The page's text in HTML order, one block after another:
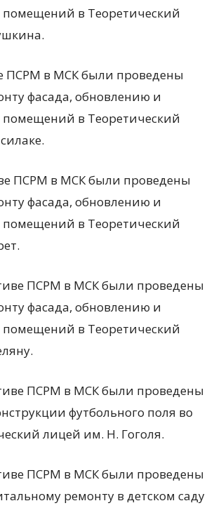
в Теоретический
ПСРМ в МСК были проведены
фасада, обновлению и
в Теоретический
ПСРМ в МСК были проведены
фасада, обновлению и
в Теоретический
ПСРМ в МСК были проведены
фасада, обновлению и
в Теоретический
ПСРМ в МСК были проведены
футбольного поля во
лицей им. Н. Гоголя.
ПСРМ в МСК были проведены
ремонту в детском саду